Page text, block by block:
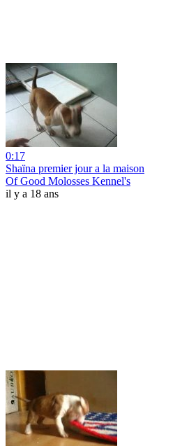
0:17
Shaïna premier jour a la maison
Of Good Molosses Kennel's
il y a 18 ans